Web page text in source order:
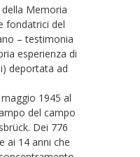
Memoria
fondatrici del
– testimonia
esperienza di
deportata ad
1945 al
del campo
Dei 776
ai 14 anni che